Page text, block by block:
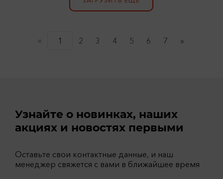
« 1 (current)
2 3 4 5 6 7 »
Узнайте о новинках, наших
акциях и новостях первыми
Оставьте свои контактные данные, и наш
менеджер свяжется с вами в ближайшее время